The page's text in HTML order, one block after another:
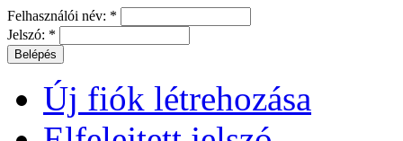
Felhasználói név: *
Jelszó: *
Új fiók létrehozása